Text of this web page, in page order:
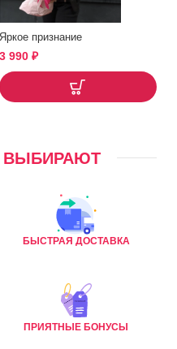
Яркое признание
3 990 ₽
ВЫБИРАЮТ
БЫСТРАЯ ДОСТАВКА
ПРИЯТНЫЕ БОНУСЫ